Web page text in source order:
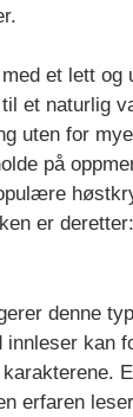
et lett og
et naturlig
uten for
på
er
denne
innleser kan
erfaren